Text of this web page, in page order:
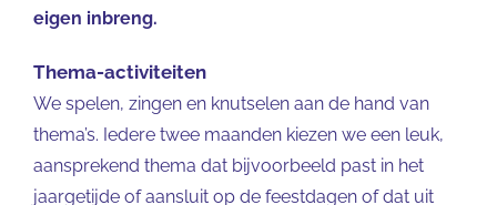
eigen inbreng.
Thema-activiteiten
We spelen, zingen en knutselen aan de hand van
thema’s. Iedere twee maanden kiezen we een leuk,
aansprekend thema dat bijvoorbeeld past in het
jaargetijde of aansluit op de feestdagen of dat uit